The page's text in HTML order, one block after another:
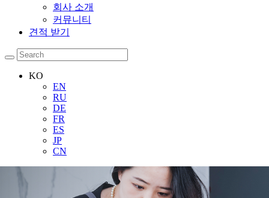
회사 소개
커뮤니티
견적 받기
KO
EN
RU
DE
FR
ES
JP
CN